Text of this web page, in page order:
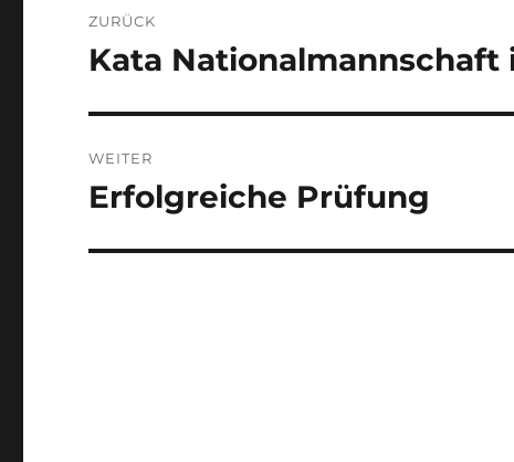
ZURÜCK
Vorheriger
Kata Nationalmannschaft
WEITER
Nächster
Erfolgreiche Prüfung